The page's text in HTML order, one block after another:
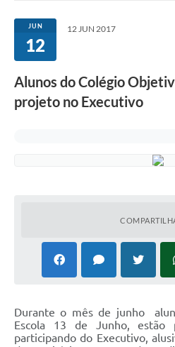
JUN
12
12 JUN 2017
Alunos do Colégio
projeto no Executivo
Durante o mês de junho
Escola 13 de Junho, estão
participando do Executivo,